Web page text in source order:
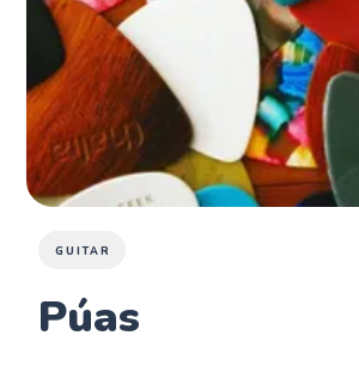
GUITAR
Púas